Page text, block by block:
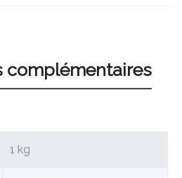
complémentaires
1 kg